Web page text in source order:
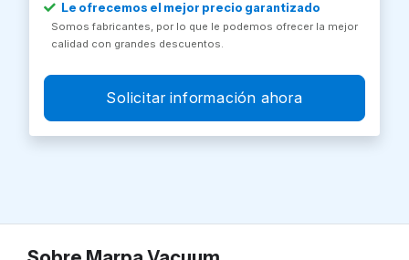
Le ofrecemos el mejor precio garantizado
Somos fabricantes, por lo que le podemos ofrecer la mejor
calidad con grandes descuentos.
Solicitar información ahora